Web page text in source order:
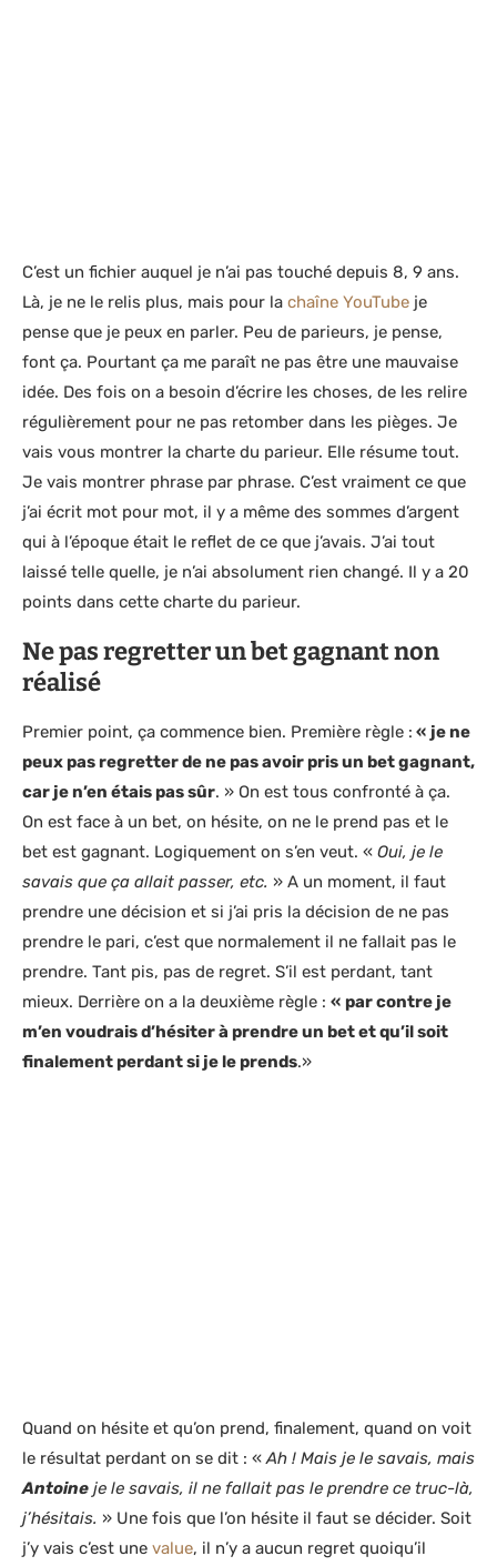
C’est un fichier auquel je n’ai pas touché depuis 8, 9 ans.
Là, je ne le relis plus, mais pour la chaîne YouTube je
pense que je peux en parler. Peu de parieurs, je pense,
font ça. Pourtant ça me paraît ne pas être une mauvaise
idée. Des fois on a besoin d’écrire les choses, de les relire
régulièrement pour ne pas retomber dans les pièges. Je
vais vous montrer la charte du parieur. Elle résume tout.
Je vais montrer phrase par phrase. C’est vraiment ce que
j’ai écrit mot pour mot, il y a même des sommes d’argent
qui à l’époque était le reflet de ce que j’avais. J’ai tout
laissé telle quelle, je n’ai absolument rien changé. Il y a 20
points dans cette charte du parieur.
Ne pas regretter un bet gagnant non
réalisé
Premier point, ça commence bien. Première règle : « je ne
peux pas regretter de ne pas avoir pris un bet gagnant,
car je n’en étais pas sûr. » On est tous confronté à ça.
On est face à un bet, on hésite, on ne le prend pas et le
bet est gagnant. Logiquement on s’en veut. « Oui, je le
savais que ça allait passer, etc. » A un moment, il faut
prendre une décision et si j’ai pris la décision de ne pas
prendre le pari, c’est que normalement il ne fallait pas le
prendre. Tant pis, pas de regret. S’il est perdant, tant
mieux. Derrière on a la deuxième règle : « par contre je
m’en voudrais d’hésiter à prendre un bet et qu’il soit
finalement perdant si je le prends.»
Quand on hésite et qu’on prend, finalement, quand on voit
le résultat perdant on se dit : «Ah ! Mais je le savais, mais
Antoine je le savais, il ne fallait pas le prendre ce truc-là,
j’hésitais. » Une fois que l’on hésite il faut se décider. Soit
j’y vais c’est une value, il n’y a aucun regret quoiqu’il